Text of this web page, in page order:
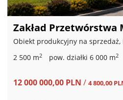
Zakład Przetwórstwa
Obiekt produkcyjny na sprzedaż,
2 500 m2 pow. działki 6 000 m2
12 000 000,00 PLN / 4 800,00